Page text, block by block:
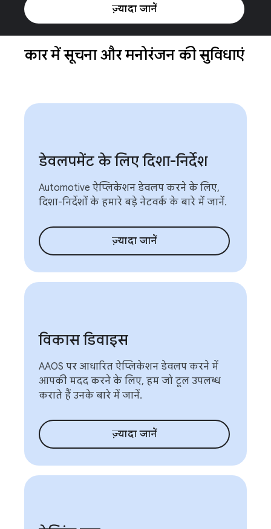
ज़्यादा जानें
कार में सूचना और मनोरंजन की सुविधाएं
डेवलपमेंट के लिए दिशा-निर्देश
Automotive ऐप्लिकेशन डेवलप करने के लिए,
दिशा-निर्देशों के हमारे बड़े नेटवर्क के बारे में जानें.
ज़्यादा जानें
विकास डिवाइस
AAOS पर आधारित ऐप्लिकेशन डेवलप करने में
आपकी मदद करने के लिए, हम जो टूल उपलब्ध
कराते हैं उनके बारे में जानें.
ज़्यादा जानें